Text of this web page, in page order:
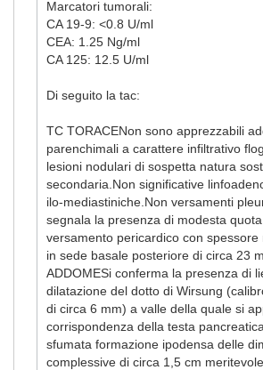
Marcatori tumorali:
CA 19-9: <0.8 U/ml
CEA: 1.25 Ng/ml
CA 125: 12.5 U/ml
Di seguito la tac:
TC TORACENon sono apprezzabili
parenchimali a carattere infiltrativo
lesioni nodulari di sospetta natura
secondaria.Non significative
ilo-mediastiniche.Non versamenti
segnala la presenza di modesta
versamento pericardico con spessore
in sede basale posteriore di circa 23
ADDOMESi conferma la presenza di
dilatazione del dotto di Wirsung
di circa 6 mm) a valle della quale si
corrispondenza della testa pancreatica,
sfumata formazione ipodensa delle
complessive di circa 1,5 cm meritevole